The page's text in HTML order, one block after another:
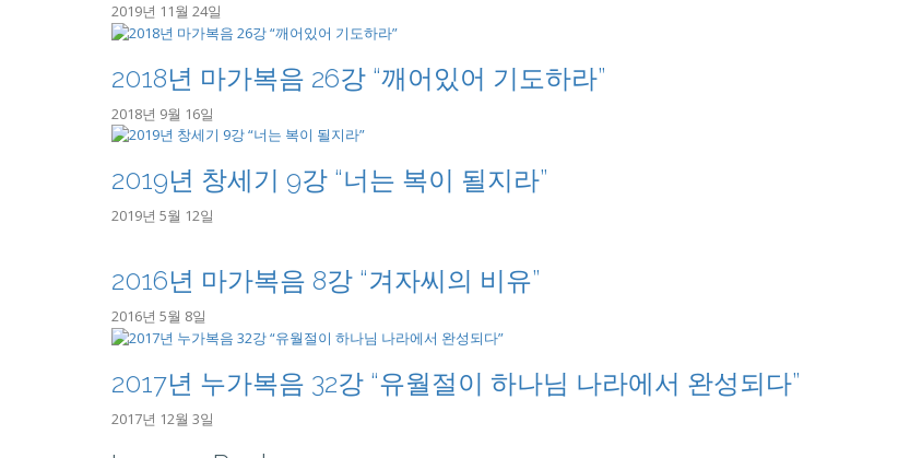
2019년 11월 24일
2018년 마가복음 26강 “깨어있어 기도하라”
2018년 9월 16일
2019년 창세기 9강 “너는 복이 될지라”
2019년 5월 12일
2016년 마가복음 8강 “겨자씨의 비유”
2016년 5월 8일
2017년 누가복음 32강 “유월절이 하나님 나라에서 완성되다”
2017년 12월 3일